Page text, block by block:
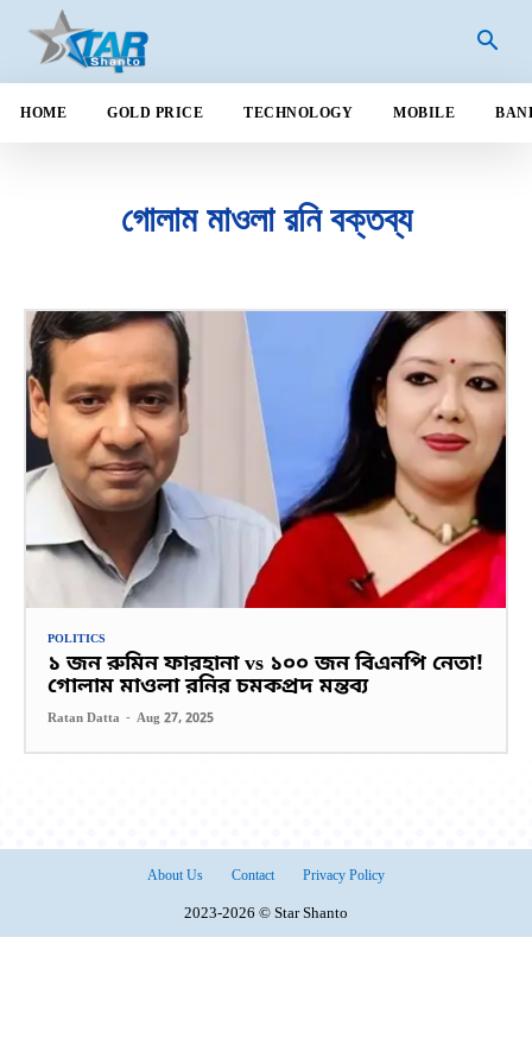
HOME GOLD PRICE TECHNOLOGY MOBILE
গোলাম মাওলা রনি বক্তব্য
POLITICS
১ জন রুমিন ফারহানা vs ১০০ জন বিএনপি নেতা!
গোলাম মাওলা রনির চমকপ্রদ মন্তব্য
Ratan Datta - Aug 27, 2025
About Us Contact Privacy Policy
2023-2026 © Star Shanto